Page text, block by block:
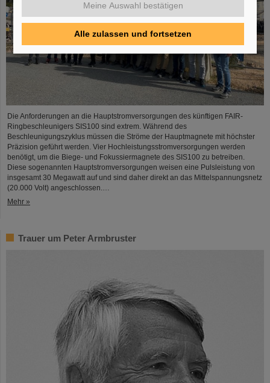
Die Anforderungen an die Hauptstromversorgungen des künftigen FAIR-
Ringbeschleunigers SIS100 sind extrem. Während des
Beschleunigungszyklus müssen die Ströme der Hauptmagnete mit höchster
Präzision geführt werden. Vier Hochleistungsstromversorgungen werden
benötigt, um die Biege- und Fokussiermagnete des SIS100 zu betreiben.
Diese sogenannten Hauptstromversorgungen weisen eine Pulsleistung von
insgesamt 30 Megawatt auf und sind daher direkt an das Mittelspannungsnetz
(20.000 Volt) angeschlossen.…
Mehr »
Trauer um Peter Armbruster
Meine Auswahl bestätigen
Alle zulassen und fortsetzen